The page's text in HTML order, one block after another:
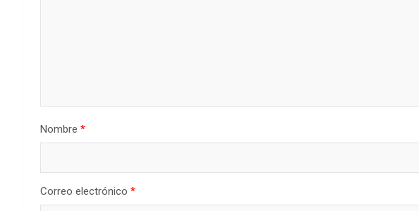
Nombre *
Correo electrónico *